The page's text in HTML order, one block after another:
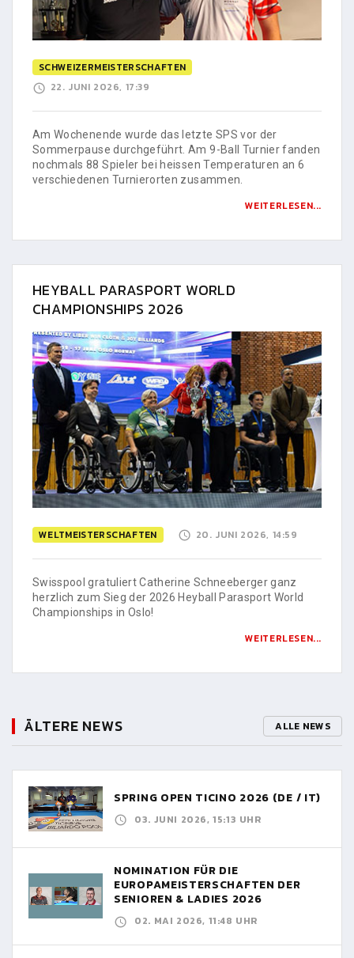
SCHWEIZERMEISTERSCHAFTEN
22. JUNI 2026, 17:39
Am Wochenende wurde das letzte SPS vor der
Sommerpause durchgeführt. Am 9-Ball Turnier fanden
nochmals 88 Spieler bei heissen Temperaturen an 6
verschiedenen Turnierorten zusammen.
WEITERLESEN...
HEYBALL PARASPORT WORLD
CHAMPIONSHIPS 2026
WELTMEISTERSCHAFTEN 20. JUNI 2026, 14:59
Swisspool gratuliert Catherine Schneeberger ganz
herzlich zum Sieg der 2026 Heyball Parasport World
Championships in Oslo!
WEITERLESEN...
ÄLTERE NEWS ALLE NEWS
SPRING OPEN TICINO 2026 (DE / IT)
03. JUNI 2026, 15:13 UHR
NOMINATION FÜR DIE
EUROPAMEISTERSCHAFTEN DER
SENIOREN & LADIES 2026
02. MAI 2026, 11:48 UHR